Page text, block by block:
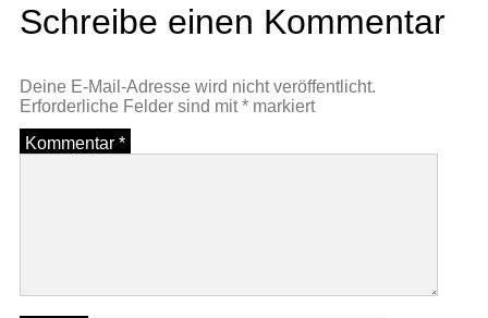
Schreibe einen Kommentar
Deine E-Mail-Adresse wird nicht veröffentlicht.
Erforderliche Felder sind mit* markiert
Kommentar *